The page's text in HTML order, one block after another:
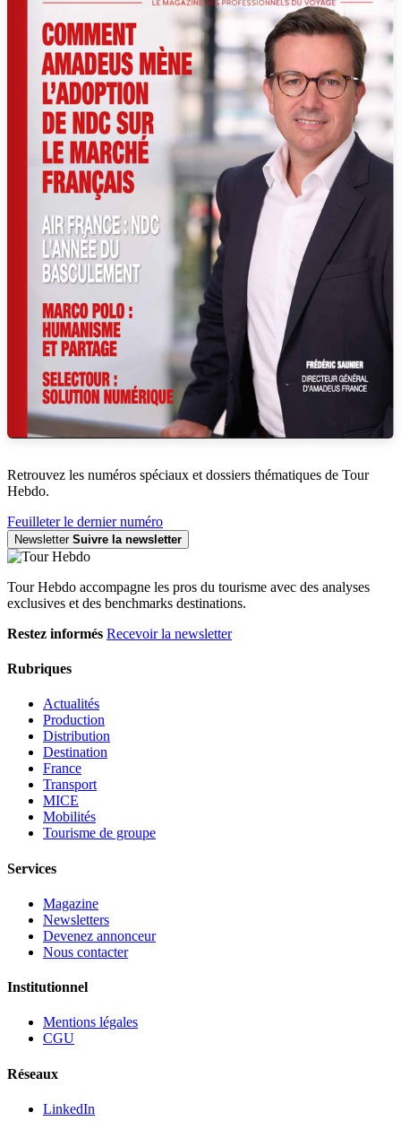
Retrouvez les numéros spéciaux et dossiers thématiques de Tour
Hebdo.
Feuilleter le dernier numéro
Newsletter Suivre la newsletter
Tour Hebdo accompagne les pros du tourisme avec des analyses
exclusives et des benchmarks destinations.
Restez informés Recevoir la newsletter
Rubriques
Actualités
Production
Distribution
Destination
France
Transport
MICE
Mobilités
Tourisme de groupe
Services
Magazine
Newsletters
Devenez annonceur
Nous contacter
Institutionnel
Mentions légales
CGU
Réseaux
LinkedIn